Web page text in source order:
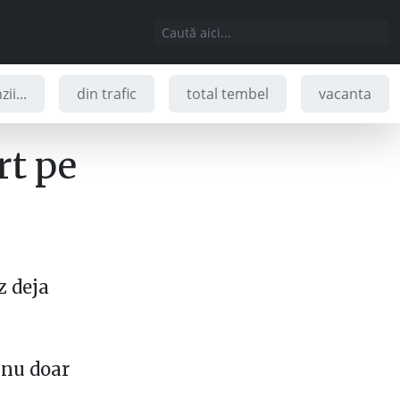
din trafic total tembel vacanta
pe
deja
doar